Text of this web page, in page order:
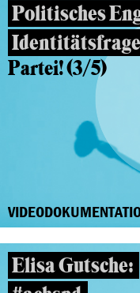
Politisches
Identitätsfrage
Partei! (3/5)
Elisa Gutsche: